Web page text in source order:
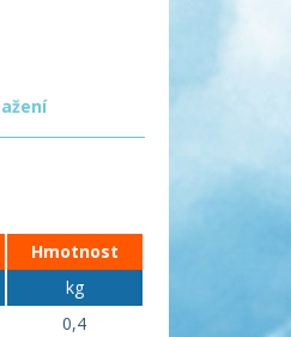
Hmotnost
kg
0,4